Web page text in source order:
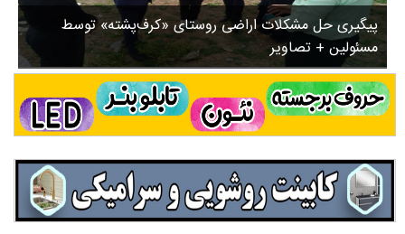
پیگیری حل مشکلات اراضی روستای «کرف‌پشته» توسط
مسئولین + تصاویر
ش
د
.